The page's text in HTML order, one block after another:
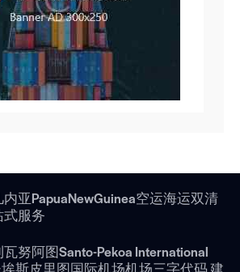
亚PapuaNewGuinea空运海运双清
服务
努阿图Santo-Pekoa International
斯皮里图国际机场机场三字代码 建